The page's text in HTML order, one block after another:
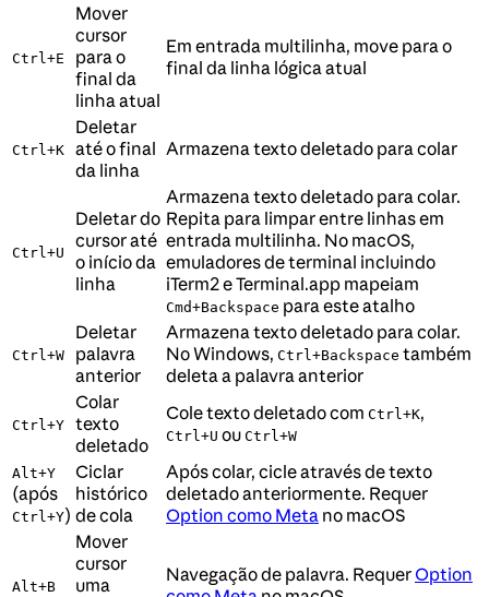
Ctrl+E
Mover
cursor
para o
final da
linha atual
Em entrada multilinha, move para o
final da linha lógica atual
Ctrl+K
Deletar
até o final
da linha
Armazena texto deletado para colar
Ctrl+U
Deletar do
cursor até
o início da
linha
Armazena texto deletado para colar.
Repita para limpar entre linhas em
entrada multilinha. No macOS,
emuladores de terminal incluindo
iTerm2 e Terminal.app mapeiam
Cmd+Backspace para este atalho
Ctrl+W
Deletar
palavra
anterior
Armazena texto deletado para colar.
No Windows, Ctrl+Backspace também
deleta a palavra anterior
Ctrl+Y
Colar
texto
deletado
Cole texto deletado com Ctrl+K,
Ctrl+U ou Ctrl+W
Alt+Y
(após
Ctrl+Y)
Ciclar
histórico
de cola
Após colar, cicle através de texto
deletado anteriormente. Requer
Option como Meta no macOS
Alt+B
Mover
cursor
uma
Navegação de palavra. RequerOption